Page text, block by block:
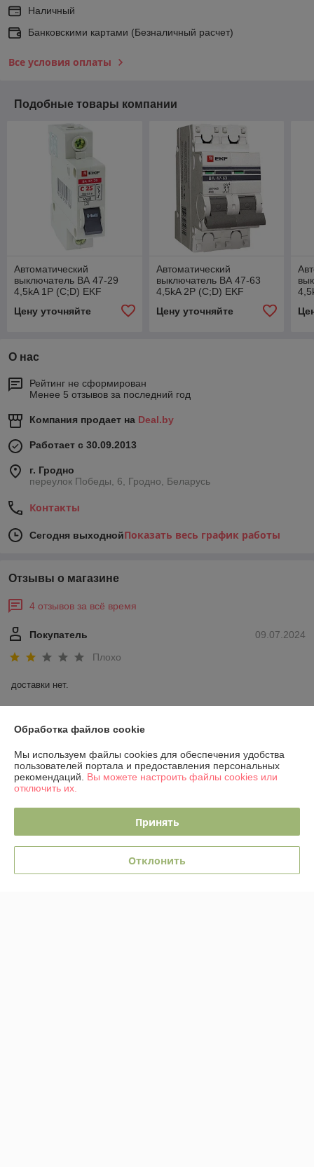
Наличный
Банковскими картами (Безналичный расчет)
Все условия оплаты
Подобные товары компании
Автоматический
выключатель ВА 47-29
4,5kA 1P (C;D) EKF
Цену уточняйте
Автоматический
выключатель ВА 47-63
4,5kA 2P (C;D) EKF
Цену уточняйте
О нас
Рейтинг не сформирован
Менее 5 отзывов за последний год
Компания продает на Deal.by
Работает с 30.09.2013
г. Гродно
переулок Победы, 6, Гродно, Беларусь
Контакты
Сегодня выходнойПоказать весь график работы
Отзывы о магазине
4 отзывов за всё время
09.07.2024
Покупатель
Плохо
доставки нет.
06.06.2024
Владимир
Отлично
Приятные цены,вежливое и быстрое обслуживание.
Обработка файлов cookie
Мы используем файлы cookies для обеспечения удобства
пользователей портала и предоставления персональных
рекомендаций. Вы можете настроить файлы cookies или
отключить их.
Принять
Отклонить